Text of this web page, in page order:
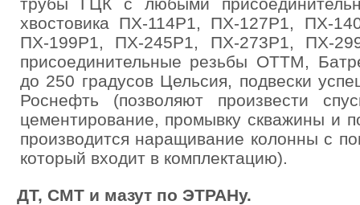
хвостовика ПХ-114Р1, ПХ-127Р1, ПХ-
ПХ-199Р1, ПХ-245Р1, ПХ-273Р1, ПХ-
присоединительные резьбы ОТТМ,
до 250 градусов Цельсия, подвески
Роснефть (позволяют произвести
цементирование, промывку скважины и
производится наращивание колонны с
который входит в комплектацию).
ДТ, СМТ и мазут по ЭТРАНу.